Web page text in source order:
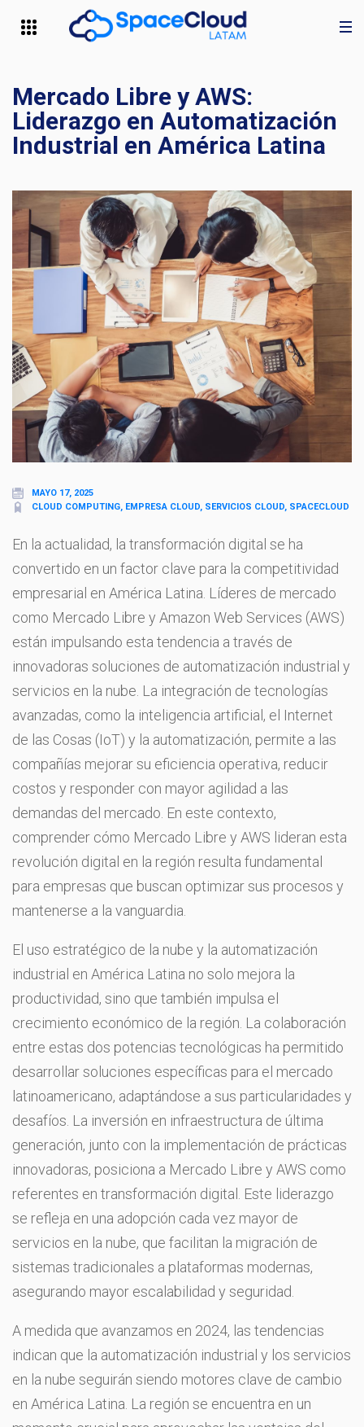
Mercado Libre y AWS:
Liderazgo en Automatización
Industrial en América Latina
MAYO 17, 2025
CLOUD COMPUTING, EMPRESA CLOUD, SERVICIOS CLOUD, SPACECLOUD
En la actualidad, la transformación digital se ha
convertido en un factor clave para la competitividad
empresarial en América Latina. Líderes de mercado
como Mercado Libre y Amazon Web Services (AWS)
están impulsando esta tendencia a través de
innovadoras soluciones de automatización industrial y
servicios en la nube. La integración de tecnologías
avanzadas, como la inteligencia artificial, el Internet
de las Cosas (IoT) y la automatización, permite a las
compañías mejorar su eficiencia operativa, reducir
costos y responder con mayor agilidad a las
demandas del mercado. En este contexto,
comprender cómo Mercado Libre y AWS lideran esta
revolución digital en la región resulta fundamental
para empresas que buscan optimizar sus procesos y
mantenerse a la vanguardia.
El uso estratégico de la nube y la automatización
industrial en América Latina no solo mejora la
productividad, sino que también impulsa el
crecimiento económico de la región. La colaboración
entre estas dos potencias tecnológicas ha permitido
desarrollar soluciones específicas para el mercado
latinoamericano, adaptándose a sus particularidades y
desafíos. La inversión en infraestructura de última
generación, junto con la implementación de prácticas
innovadoras, posiciona a Mercado Libre y AWS como
referentes en transformación digital. Este liderazgo
se refleja en una adopción cada vez mayor de
servicios en la nube, que facilitan la migración de
sistemas tradicionales a plataformas modernas,
asegurando mayor escalabilidad y seguridad.
A medida que avanzamos en 2024, las tendencias
indican que la automatización industrial y los servicios
en la nube seguirán siendo motores clave de cambio
en América Latina. La región se encuentra en un